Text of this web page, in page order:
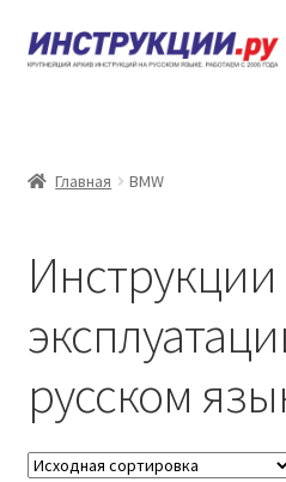
Перейти
к
Перейти
к
Каталог инструкций по
Личный кабинет
Главная BMW
русском